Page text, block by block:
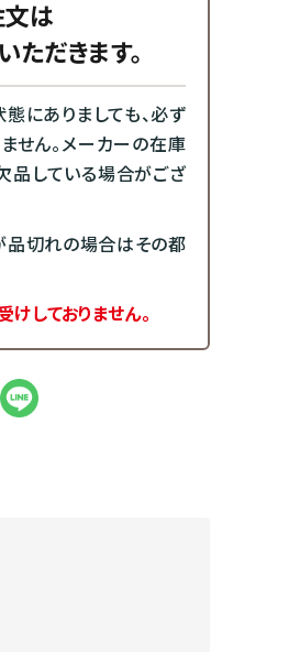
文は
だきます。
にありましても、必ず
せん。メーカーの在庫
品している場合がござ
切れの場合はその都
しておりません。